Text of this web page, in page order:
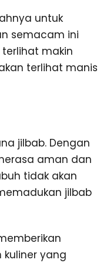
untuk
semacam ini
makin
terlihat manis
jilbab. Dengan
aman dan
tidak akan
jilbab
yang